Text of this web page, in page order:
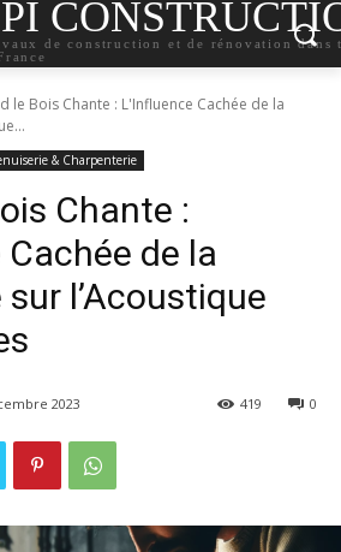
de construction et de rénovation dans
le Bois Chante : L'Influence Cachée de la
& Charpenterie
Chante :
Cachée de la
l’Acoustique
2023 0
419